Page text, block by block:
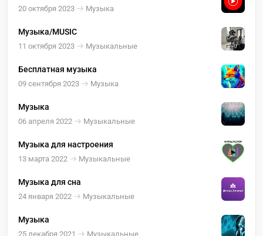
20 октября 2023 Музыка
Музыка/MUSIC
11 октября 2023 Музыкальные
Бесплатная музыка
09 сентября 2023 Музыка
Музыка
06 апреля 2022 Музыкальные
Музыка для настроения
13 марта 2022 Музыкальные
Музыка для сна
24 января 2022 Музыкальные
Музыка
25 декабря 2021 Музыкальные